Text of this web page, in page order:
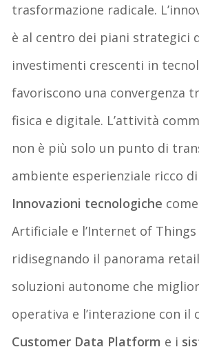
trasformazione radicale.
è al centro dei piani strategici
investimenti crescenti in
favoriscono una convergenza
fisica e digitale. L’attività
non è più solo un punto di
ambiente esperienziale ricco
Innovazioni tecnologiche
Artificiale e l’Internet of Things
ridisegnando il panorama
soluzioni autonome che
operativa e l’interazione con il
Customer Data Platform e i